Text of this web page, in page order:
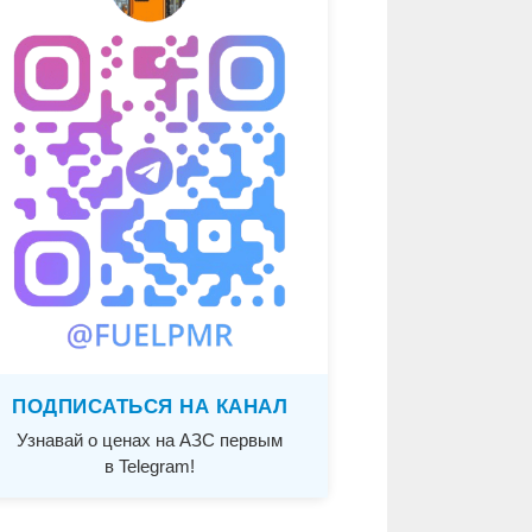
ПОДПИСАТЬСЯ НА КАНАЛ
Узнавай о ценах на АЗС первым
в Telegram!